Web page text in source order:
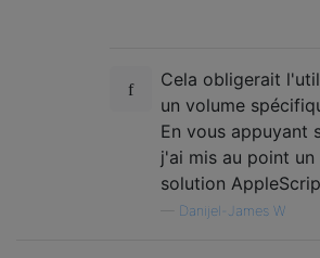
Cela obligerait
un volume
En vous appuyant
j'ai mis au point
solution
Danijel-James W